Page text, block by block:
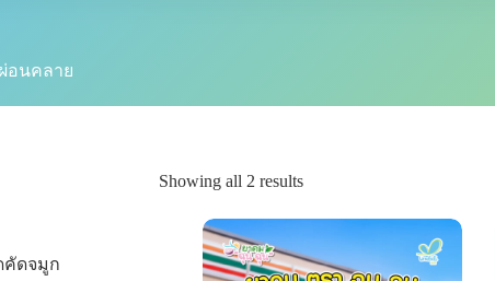
อนคลาย
Showing all 2 results
คัดจมูก